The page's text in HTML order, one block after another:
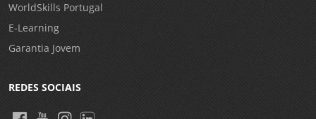
WorldSkills Portugal
E-Learning
Garantia Jovem
REDES SOCIAIS